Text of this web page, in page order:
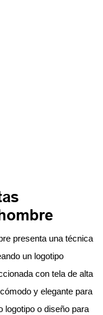
presenta una técnica
un logotipo
con tela de alta
y elegante para
logotipo o diseño para